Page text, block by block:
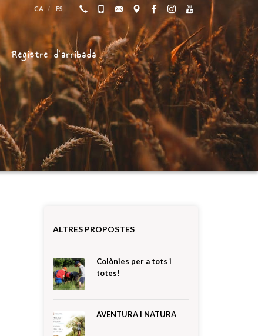
CA ES
Registre d’arribada
ALTRES PROPOSTES
Colònies per a tots i
totes!
AVENTURA I NATURA